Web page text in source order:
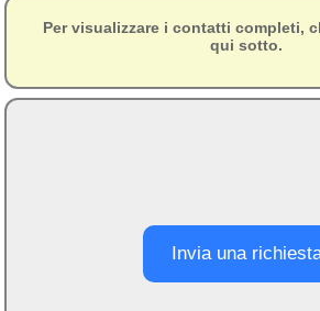
Per visualizzare i contatti completi,
qui sotto.
Invia una
Chi siamo